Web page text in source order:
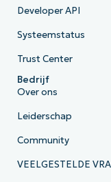
Developer API
Systeemstatus
Trust Center
Bedrijf
Over ons
Leiderschap
Community
VEELGESTELDE